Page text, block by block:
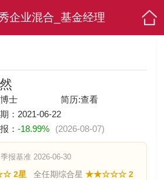
企业混合_基金经理
士 简历:查看
期：2021-06-22
：-18.99% (2026-08-07)
季报基准 2026-06-30
2星 全任期综合星 ★★☆☆☆ 2